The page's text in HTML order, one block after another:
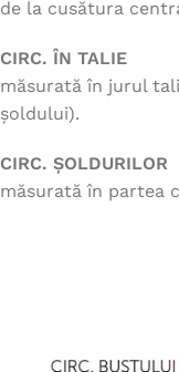
de la cusătura
CIRC. ÎN TALIE
măsurată în jurul
șoldului).
CIRC. ȘOLDURILOR
măsurată în partea